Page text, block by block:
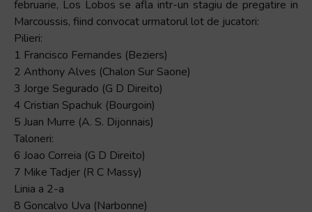
februarie, Los Lobos se afla intr-un stagiu de pregatire in
Marcoussis, fiind convocat urmatorul lot de jucatori:
Pilieri:
1 Francisco Fernandes (Beziers)
2 Anthony Alves (Chalon Sur Saone)
3 Jorge Segurado (G D Direito)
4 Cristian Spachuk (Bourgoin)
5 Juan Murre (A. S. Dijonnais)
Taloneri:
6 Joao Correia (G D Direito)
7 Mike Tadjer (R C Massy)
Linia a 2-a
8 Goncalvo Uva (Narbonne)